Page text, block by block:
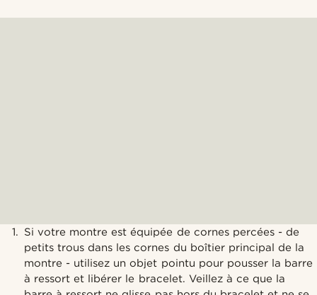
Si votre montre est équipée de cornes percées - de
petits trous dans les cornes du boîtier principal de la
montre - utilisez un objet pointu pour pousser la barre
à ressort et libérer le bracelet. Veillez à ce que la